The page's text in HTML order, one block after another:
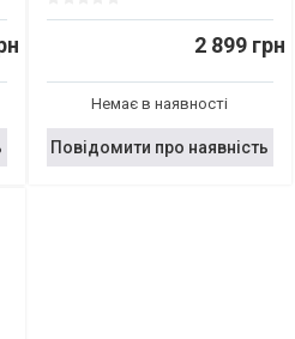
2 899 грн
Немає в наявності
Повідомити про наявність